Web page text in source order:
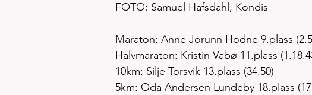
FOTO: Samuel Hafsdahl, Kondis
Maraton: Anne Jorunn Hodne 9.plass
Halvmaraton: Kristin Vabø 11.plass
10km: Silje Torsvik 13.plass (34.50)
5km: Oda Andersen Lundeby 18.plass